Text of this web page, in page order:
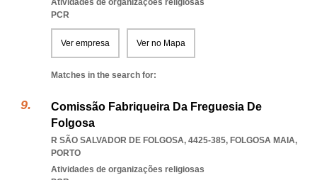
Atividades de organizações religiosas
PCR
Ver empresa Ver no Mapa
Matches in the search for:
Comissão Fabriqueira Da Freguesia De
Folgosa
R SÃO SALVADOR DE FOLGOSA, 4425-385, FOLGOSA MAIA,
PORTO
Atividades de organizações religiosas